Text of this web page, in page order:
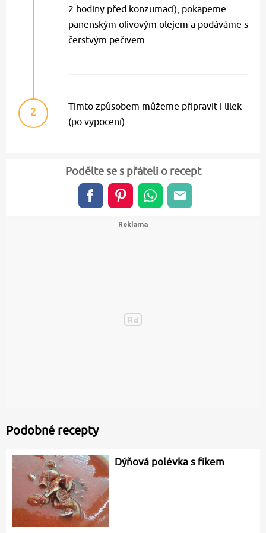
2 hodiny před konzumací), pokapeme
panenským olivovým olejem a podáváme s
čerstvým pečivem.
2
Tímto způsobem můžeme připravit i lilek
(po vypocení).
Podělte se s přáteli o recept
Podobné recepty
Dýňová polévka s fíkem